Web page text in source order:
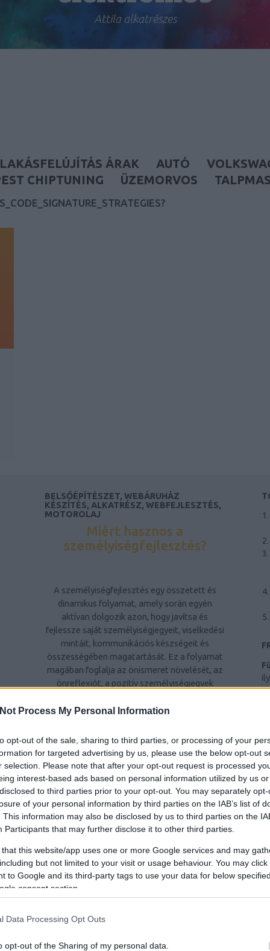
Process My Personal Information
opt-out of the sale, sharing to third parties, or processing of your
for targeted advertising by us, please use the below opt-out
selection. Please note that after your opt-out request is processed
interest-based ads based on personal information utilized by us
to third parties prior to your opt-out. You may separately
of your personal information by third parties on the IAB’s list of
This information may also be disclosed by us to third parties on the
Participants that may further disclose it to other third parties.
that this website/app uses one or more Google services and may
but not limited to your visit or usage behaviour. You may
to Google and its third-party tags to use your data for below
consent section.
Data Processing Opt Outs
opt-out of the Sharing of my personal data.
Attila alkatrészes
LAKÁSFELÚJÍTÁS ÁRAK AUTÓ
CHIPTUNING
ÜZEMORVOS
)
BELSŐÉPÍTÉSZET, WEBÁRUHÁZ
KÉSZÍTÉS, ALKATRÉSZ, WEBFEJLESZTÉS,
MOTOROLAJ
Miért hasznos a
személyiségfejlesztés?
A személyiségfejlesztés egy összetett és
dinamikus folyamat, amely során egyén
aktívan dolgozik azon, hogy javítsa és
fejlessze saját személyiségjegyeit, viselkedési
mintáit, kommunikációs készségeit és
összességében magatartását. Ez a folyamat
magában foglalja az önismeret növelését, az
önreflexiót, a pozitív személyiségjegyek
tulajdonságok csökkentését vagy
hogy egyén kiegyensúlyozottabb,
elégedettebb életet éljen, jobban kezelje a
stresszt és konfliktusokat, hatékonyabban
kommunikáljon másokkal, és pozitívan
hatással legyen környezetére.
A személyiségfejlesztés fontossága
A személyiségfejlesztés alapvető
jelentőséggel bír, mivel közvetlenül
befolyásolja az egyén önképét, önbizalmát,
kapcsolatait és szakmai teljesítményét. A
fejlesztési folyamat révén az egyén képessé
válik arra, hogy jobban megértse saját magát
és másokat, ami lehetővé teszi számára,
hogy tudatosabban alakítsa életét és
interakcióit.